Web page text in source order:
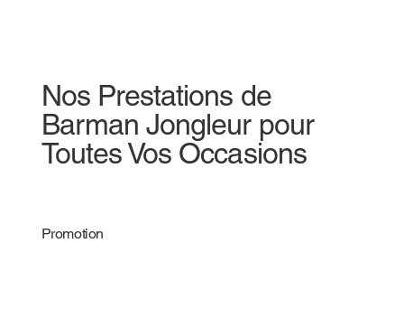
Nos Prestations de
Barman Jongleur pour
Toutes Vos Occasions
Promotion